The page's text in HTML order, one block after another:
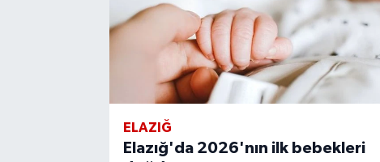
ELAZIĞ
Elazığ'da 2026'nın ilk bebekleri